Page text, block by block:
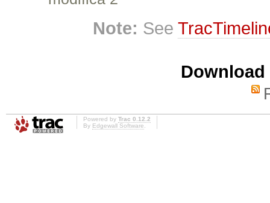
Note: See
Powered by Trac 0.12.2
By Edgewall Software.